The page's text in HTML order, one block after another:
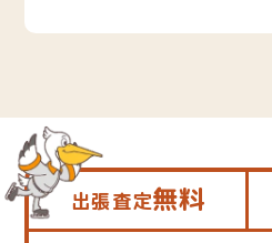
出張査定無料